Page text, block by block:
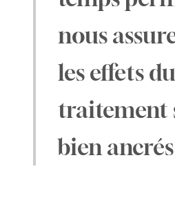
nous
les effets du
traitement
bien